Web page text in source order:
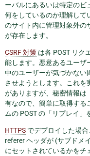
ーバルにあるいは特定のビ
何をしているのか理解して
のサイト内に管理対象外の
が存在します。
CSRF 対策 は各 POST リク
能します。悪意あるユーザ
中のユーザーが気づかない
させようとします。これを
がありますが、秘密情報は
有なので、簡単に取得する
ムの POST の「リプレイ」
HTTPS でデプロイした場合
referer ヘッダが (サブドメ
にセットされているかをチ